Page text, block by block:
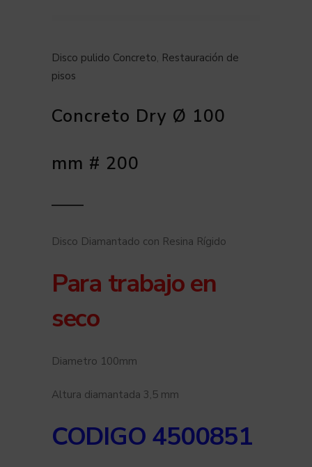
Disco pulido Concreto, Restauración de
pisos
Concreto Dry Ø 100
mm # 200
Disco Diamantado con Resina Rígido
Para trabajo en
seco
Diametro 100mm
Altura diamantada 3,5 mm
CODIGO 4500851